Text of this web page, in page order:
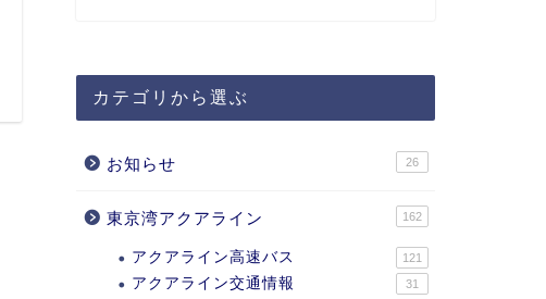
カテゴリから選ぶ
お知らせ 26
東京湾アクアライン 162
アクアライン高速バス 121
アクアライン交通情報 31